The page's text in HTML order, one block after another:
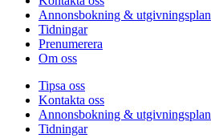
Annonsbokning & utgivningsplan
Tidningar
Prenumerera
Om oss
Tipsa oss
Kontakta oss
Annonsbokning & utgivningsplan
Tidningar